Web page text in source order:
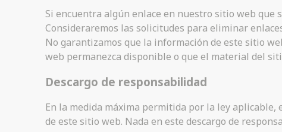
Si encuentra algún enlace en nuestro sitio web que
Consideraremos las solicitudes para eliminar
No garantizamos que la información de este sitio
web permanezca disponible o que el material del
Descargo de responsabilidad
En la medida máxima permitida por la ley
de este sitio web. Nada en este descargo de